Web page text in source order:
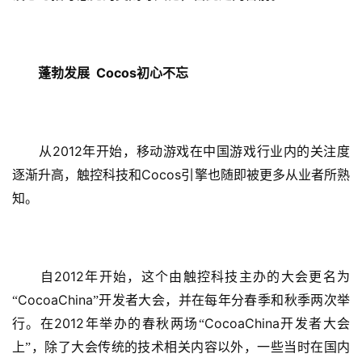
页
游
蓬勃发展 Cocos初心不忘
从 2012年开始，移动游戏在中国游戏行业内的关注度
逐渐升高，触控科技和Cocos引擎也随即被更多从业者所熟
知。
自 2012年开始，这个由触控科技主办的大会更名为
“CocoaChina”开发者大会，并在每年分春季和秋季两次举
行。在2012年举办的春秋两场“CocoaChina开发者大会
上”，除了大会传统的技术相关内容以外，一些当时在国内